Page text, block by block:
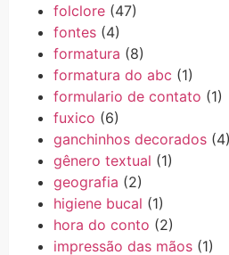
folclore (47)
fontes (4)
formatura (8)
formatura do abc (1)
formulario de contato (1)
fuxico (6)
ganchinhos decorados (4)
gênero textual (1)
geografia (2)
higiene bucal (1)
hora do conto (2)
impressão das mãos (1)